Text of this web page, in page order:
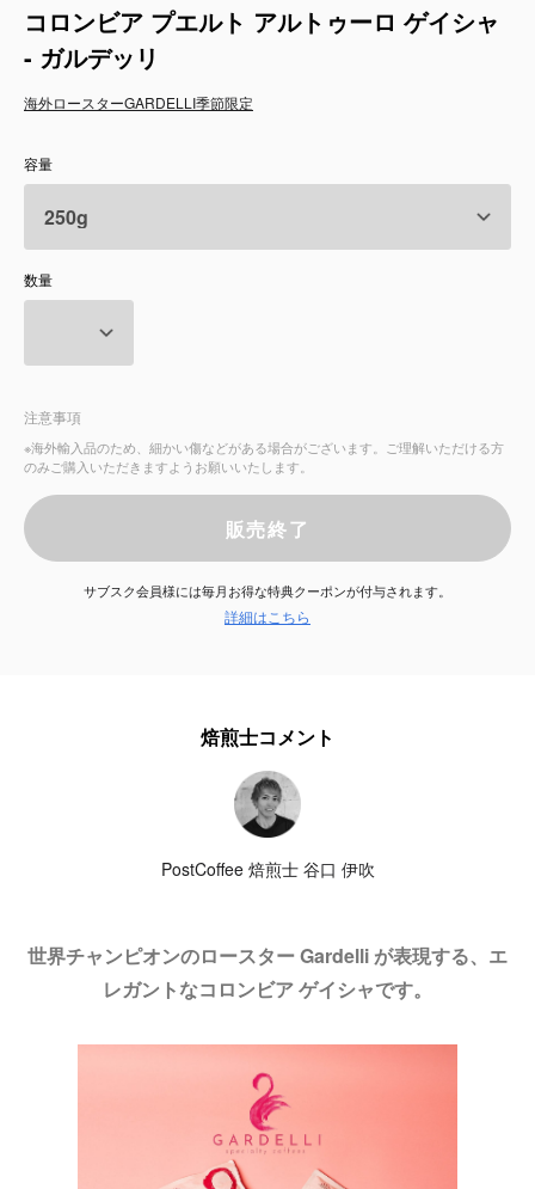
特集
卸販売
よくある質問
コロンビア プエルト アルトゥーロ ゲイシャ
- ガルデッリ
海外ロースターGARDELLI季節限定
容量
数量
注意事項
※海外輸入品のため、細かい傷などがある場合がございます。ご理解いただける方
のみご購入いただきますようお願いいたします。
販売終了
サブスク会員様には毎月お得な特典クーポンが付与されます。
詳細はこちら
焙煎士コメント
PostCoffee 焙煎士 谷口 伊吹
世界チャンピオンのロースター Gardelli が表現する、エ
レガントなコロンビア ゲイシャです。